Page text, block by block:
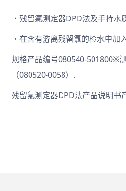
・残留氯测定器DPD法及手持
・在含有游离残留氯的检水中加
规格产品编号080540-501800※
（080520-0058）.
残留氯测定器DPD法产品说明书